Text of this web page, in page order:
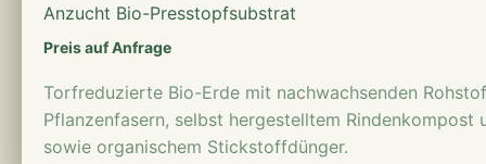
Anzucht Bio-Presstopfsubstrat
Preis auf Anfrage
Torfreduzierte Bio-Erde mit nachwachsenden
Pflanzenfasern, selbst hergestelltem Rindenkompost
sowie organischem Stickstoffdünger.